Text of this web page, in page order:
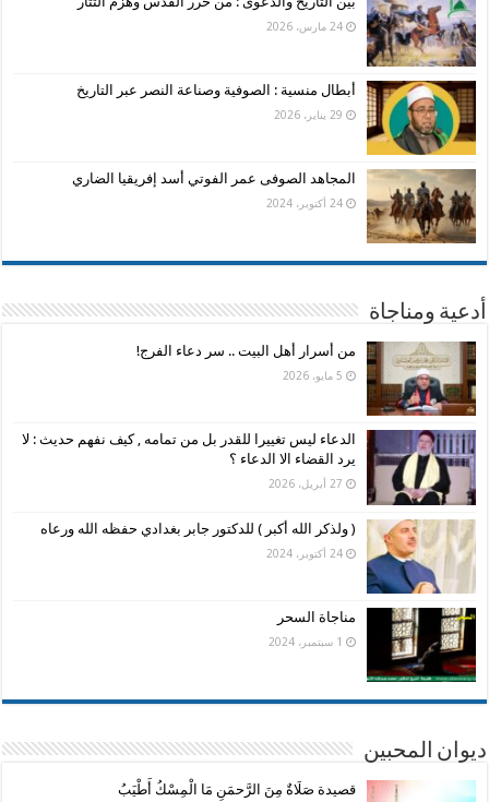
24 مارس، 2026
أبطال منسية : الصوفية وصناعة النصر عبر التاريخ
29 يناير، 2026
المجاهد الصوفى عمر الفوتي أسد إفريقيا الضاري
24 أكتوبر، 2024
أدعية ومناجاة
من أسرار أهل البيت .. سر دعاء الفرج!
5 مايو، 2026
الدعاء ليس تغييرا للقدر بل من تمامه , كيف نفهم حديث : لا
يرد القضاء الا الدعاء ؟
27 أبريل، 2026
( ولذكر الله أكبر ) للدكتور جابر بغدادي حفظه الله ورعاه
24 أكتوبر، 2024
مناجاة السحر
1 سبتمبر، 2024
ديوان المحبين
قصيدة صَلَاةٌ مِنَ الرَّحمَنِ مَا الْمِسْكُ أَطْيَبُ